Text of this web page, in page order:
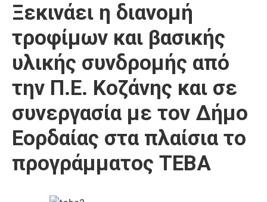
Προσκλήσεις
Αποφάσεις
Τηλέφωνα
Καιρός
Ξεκινάει η διανομή
τροφίμων και βασικής
υλικής συνδρομής από
την Π.Ε. Κοζάνης και σε
συνεργασία με τον Δήμο
Εορδαίας στα πλαίσια το
προγράμματος ΤΕΒΑ